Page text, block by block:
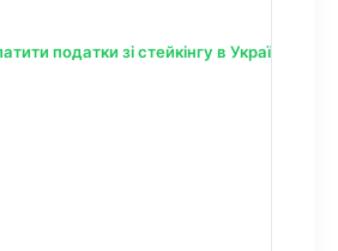
податки зі стейкінгу в Україні?